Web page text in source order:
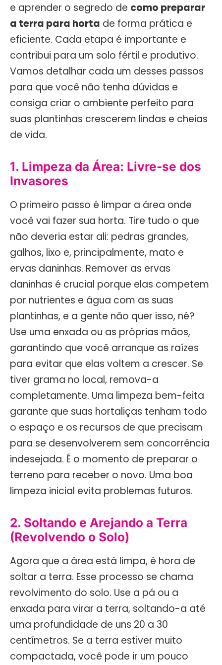
e aprender o segredo de como preparar
a terra para horta de forma prática e
eficiente. Cada etapa é importante e
contribui para um solo fértil e produtivo.
Vamos detalhar cada um desses passos
para que você não tenha dúvidas e
consiga criar o ambiente perfeito para
suas plantinhas crescerem lindas e cheias
de vida.
1. Limpeza da Área: Livre-se dos
Invasores
O primeiro passo é limpar a área onde
você vai fazer sua horta. Tire tudo o que
não deveria estar ali: pedras grandes,
galhos, lixo e, principalmente, mato e
ervas daninhas. Remover as ervas
daninhas é crucial porque elas competem
por nutrientes e água com as suas
plantinhas, e a gente não quer isso, né?
Use uma enxada ou as próprias mãos,
garantindo que você arranque as raízes
para evitar que elas voltem a crescer. Se
tiver grama no local, remova-a
completamente. Uma limpeza bem-feita
garante que suas hortaliças tenham todo
o espaço e os recursos de que precisam
para se desenvolverem sem concorrência
indesejada. É o momento de preparar o
terreno para receber o novo. Uma boa
limpeza inicial evita problemas futuros.
2. Soltando e Arejando a Terra
(Revolvendo o Solo)
Agora que a área está limpa, é hora de
soltar a terra. Esse processo se chama
revolvimento do solo. Use a pá ou a
enxada para virar a terra, soltando-a até
uma profundidade de uns 20 a 30
centímetros. Se a terra estiver muito
compactada, você pode ir um pouco